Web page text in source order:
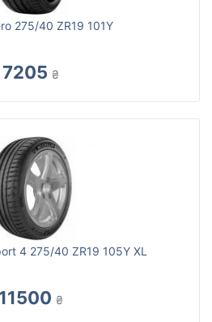
275/40 ZR19 101Y
7205 ₴
4 275/40 ZR19 105Y XL
11500 ₴